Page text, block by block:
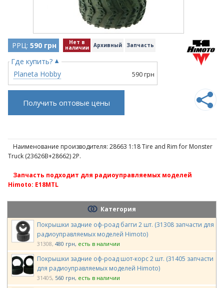
РРЦ: 590 грн Нет в
наличии Архивный Запчасть
Где купить?
Planeta Hobby 590 грн
Получить оптовые цены
Наименование производителя: 28663 1:18 Tire and Rim for Monster
Truck (23626B+28662) 2P.
Запчасть подходит для радиоуправляемых моделей
Himoto: E18MTL
Категория
Покрышки задние оф-роад багги 2 шт. (31308 запчасти для
радиоуправляемых моделей Himoto)
31308 480 грн есть в наличии
Покрышки задние оф-роад шот-корс 2 шт. (31405 запчасти
для радиоуправляемых моделей Himoto)
31405 560 грн есть в наличии